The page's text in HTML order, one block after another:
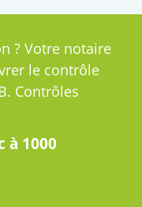
? Votre notaire
le contrôle
Contrôles
à 1000